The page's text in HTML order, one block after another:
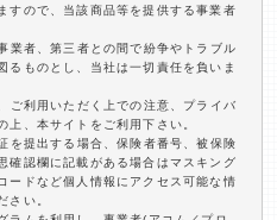
すので、当該商品等を提供する事業者
業者、第三者との間で紛争やトラブル
るものとし、当社は一切責任を負いま
ご利用いただく上での注意、プライバ
上、本サイトをご利用下さい。
を提出する場合、保険者番号、被保険
確認欄に記載がある場合はマスキング
ードなど個人情報にアクセス可能な情
さい。